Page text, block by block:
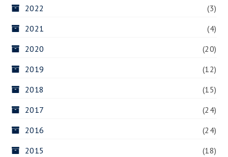
2022
(3)
2021
(4)
2020
(20)
2019
(12)
2018
(15)
2017
(24)
2016
(24)
2015
(18)